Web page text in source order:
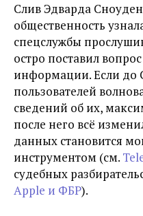
Слив Эдварда
общественность
спецслужбы
остро поставил
информации. Если до
пользователей
сведений об их,
после него всё
данных становится
инструментом (см.
судебных
Apple и ФБР).